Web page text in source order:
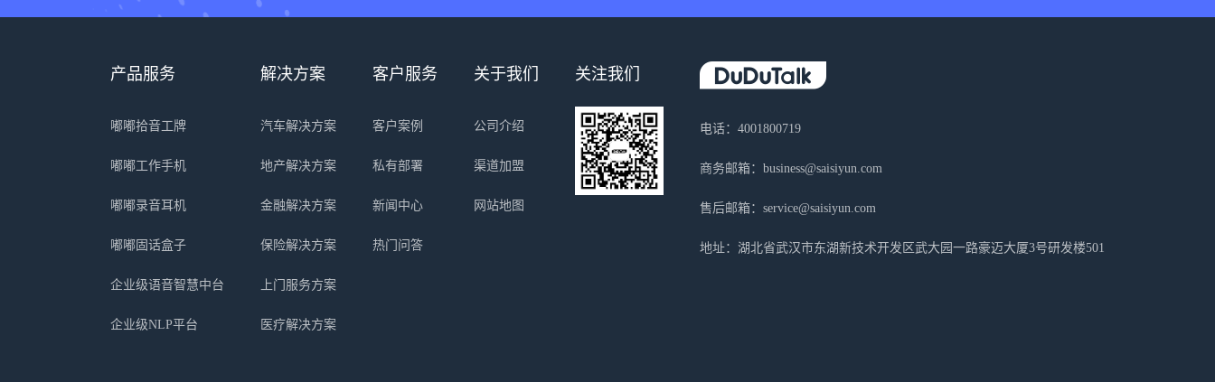
产品服务
嘟嘟拾音工牌
嘟嘟工作手机
嘟嘟录音耳机
嘟嘟固话盒子
企业级语音智慧中台
企业级NLP平台
解决方案
汽车解决方案
地产解决方案
金融解决方案
保险解决方案
上门服务方案
医疗解决方案
客户服务
客户案例
私有部署
新闻中心
热门问答
关于我们
公司介绍
渠道加盟
网站地图
关注我们
电话：4001800719
商务邮箱：business@saisiyun.com
售后邮箱：service@saisiyun.com
地址：湖北省武汉市东湖新技术开发区武大园一路豪迈大厦3号研发楼501